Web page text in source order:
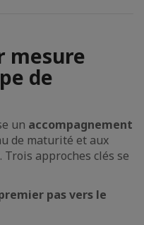
mesure
de
un accompagnement
de maturité et aux
approches clés se
pas vers le